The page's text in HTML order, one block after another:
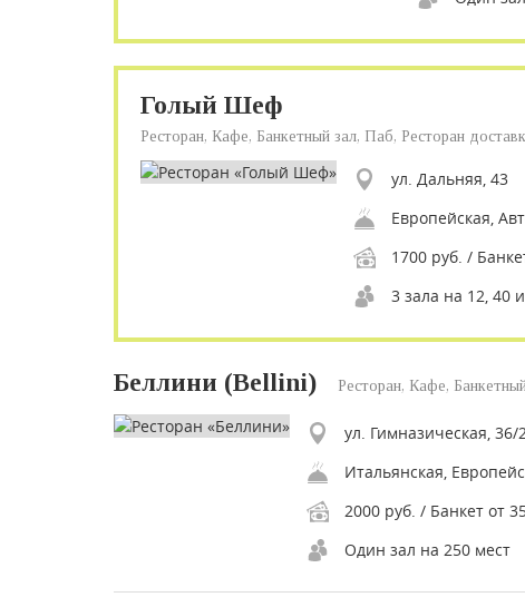
Голый Шеф
Ресторан, Кафе, Банкетный зал, Паб, Ресторан
ул. Дальняя, 43
1700 руб. /
3 зала на 12, 40
Беллини (Bellini) Ресторан, Кафе,
ул. Гимназическая, 36/2
2000 руб. / Банкет от
Один зал на 250 мест